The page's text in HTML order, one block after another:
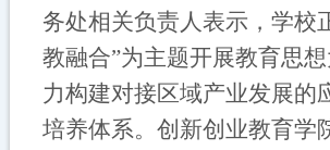
务处相关负责人表示，学校
教融合”为主题开展教育思
力构建对接区域产业发展的
培养体系。创新创业教育学